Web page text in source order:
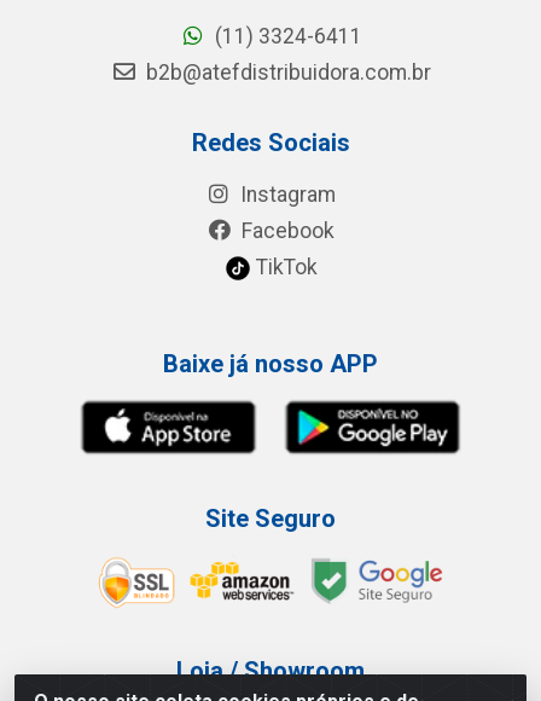
(11) 3324-6411
b2b@atefdistribuidora.com.br
Redes Sociais
Instagram
Facebook
TikTok
Baixe já nosso APP
Site Seguro
Loja / Showroom